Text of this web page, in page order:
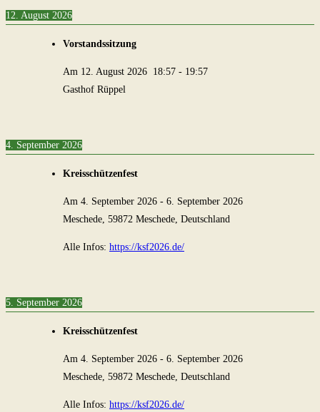
12. August 2026
Vorstandssitzung
Am 12. August 2026 18:57 - 19:57
Gasthof Rüppel
4. September 2026
Kreisschützenfest
Am 4. September 2026 - 6. September 2026
Meschede, 59872 Meschede, Deutschland
Alle Infos: https://ksf2026.de/
5. September 2026
Kreisschützenfest
Am 4. September 2026 - 6. September 2026
Meschede, 59872 Meschede, Deutschland
Alle Infos: https://ksf2026.de/